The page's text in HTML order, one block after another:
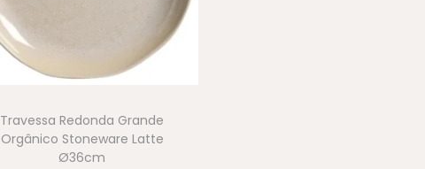
Travessa Redonda Grande
Orgânico Stoneware Latte
Ø36cm